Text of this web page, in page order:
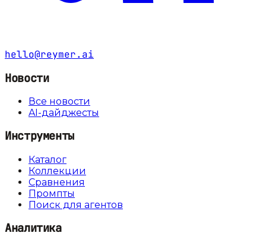
hello@reymer.ai
Новости
Все новости
AI-дайджесты
Инструменты
Каталог
Коллекции
Сравнения
Промпты
Поиск для агентов
Аналитика